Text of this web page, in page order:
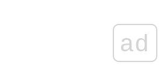
ad